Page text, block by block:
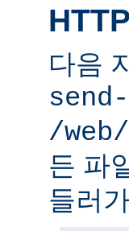
다음
/
든 파
들러